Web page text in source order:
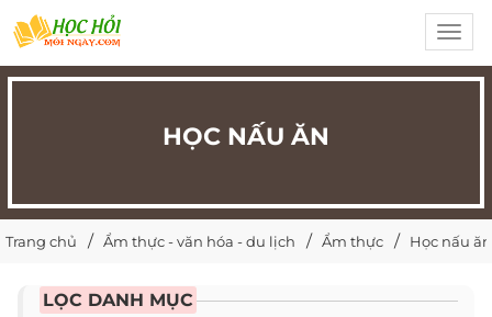
HỌC NẤU ĂN
Trang chủ Ẩm thực - văn hóa - du lịch Ẩm thực Học nấu ăn
LỌC DANH MỤC